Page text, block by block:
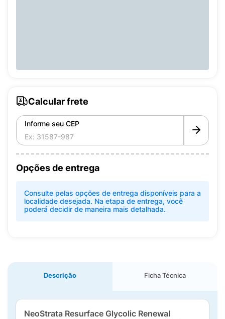
Calcular frete
Informe seu CEP
Opções de entrega
Consulte pelas opções de entrega disponíveis para a
localidade desejada. Na etapa de entrega, você
poderá decidir de maneira mais detalhada.
Descrição Ficha Técnica
NeoStrata Resurface Glycolic Renewal